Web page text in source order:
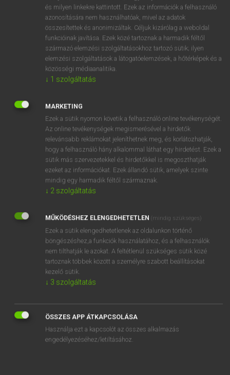
Díjmentes angol szótár arrow_forward_ios
stockholder fn részvényes
részvénytulajdonos
⚲ stockholderkeresése szótárainkban
DÍJMENTES ANGOL SZÓTÁR
stock cube
stock exchange
stockholder
Stockholm
stock-horse
SZOTAR.NET APPLIKÁCIÓ
és milyen linkekre kattintott. Ezek az információk a felhasználó
azonosítására nem használhatóak, mivel az adatok
összesítettek és anonimizáltak. Céljuk kizárólag a weboldal
funkcióinak javítása. Ezek közé tartoznak a harmadik féltől
származó elemzési szolgáltatásokhoz tartozó sütik; ilyen
elemzési szolgáltatások a látogatóelemzések, a hőtérképek és a
közösségi médiaanalitika.
↓ 1 szolgáltatás
MARKETING
Ezek a sütik nyomon követik a felhasználó online tevékenységét.
Az online tevékenységek megismerésével a hirdetők
relevánsabb reklámokat jeleníthetnek meg, és korlátozhatják,
hogy a felhasználó hány alkalommal láthat egy hirdetést. Ezek a
sütik más szervezetekkel és hirdetőkkel is megoszthatják
ezeket az információkat. Ezek állandó sütik, amelyek szinte
mindig egy harmadik féltől származnak.
↓ 2 szolgáltatás
MŰKÖDÉSHEZ ELENGEDHETETLEN (mindig szükséges)
Ezek a sütik elengedhetetlenek az oldalunkon történő
böngészéshez,a funkciók használatához, és a felhasználók
nem tilthatják le azokat. A feltétlenül szükséges sütik közé
tartoznak többek között a személyre szabott beállításokat
kezelő sütik.
↓ 3 szolgáltatás
ÖSSZES APP ÁTKAPCSOLÁSA
Használja ezt a kapcsolót az összes alkalmazás
engedélyezéséhez/letiltásához.